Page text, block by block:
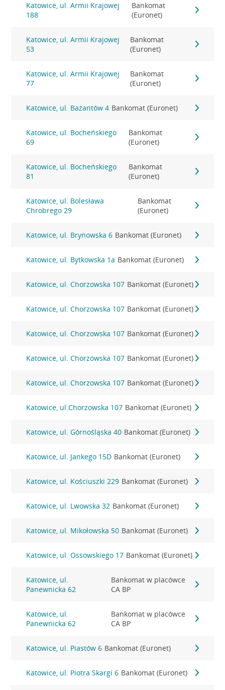
Katowice, ul. Armii Krajowej
188
Bankomat
(Euronet)
Katowice, ul. Armii Krajowej
53
Bankomat
(Euronet)
Katowice, ul. Armii Krajowej
77
Bankomat
(Euronet)
Katowice, ul. Bażantów 4 Bankomat (Euronet)
Katowice, ul. Bocheńskiego
69
Bankomat
(Euronet)
Katowice, ul. Bocheńskiego
81
Bankomat
(Euronet)
Katowice, ul. Bolesława
Chrobrego 29
Bankomat
(Euronet)
Katowice, ul. Brynowska 6 Bankomat (Euronet)
Katowice, ul. Bytkowska 1a Bankomat (Euronet)
Katowice, ul. Chorzowska 107 Bankomat (Euronet)
Katowice, ul. Chorzowska 107 Bankomat (Euronet)
Katowice, ul. Chorzowska 107 Bankomat (Euronet)
Katowice, ul. Chorzowska 107 Bankomat (Euronet)
Katowice, ul. Chorzowska 107 Bankomat (Euronet)
Katowice, ul.Chorzowska 107 Bankomat (Euronet)
Katowice, ul. Górnośląska 40 Bankomat (Euronet)
Katowice, ul. Jankego 15D Bankomat (Euronet)
Katowice, ul. Kościuszki 229 Bankomat (Euronet)
Katowice, ul. Lwowska 32 Bankomat (Euronet)
Katowice, ul. Mikołowska 50 Bankomat (Euronet)
Katowice, ul. Ossowskiego 17 Bankomat (Euronet)
Katowice, ul.
Panewnicka 62
Bankomat w placówce
CA BP
Katowice, ul.
Panewnicka 62
Bankomat w placówce
CA BP
Katowice, ul. Piastów 6 Bankomat (Euronet)
Katowice, ul. Piotra Skargi 6 Bankomat (Euronet)